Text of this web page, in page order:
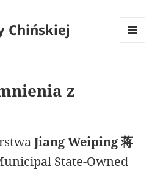
Chińskiej
z
Jiang Weiping 蒋
State-Owned